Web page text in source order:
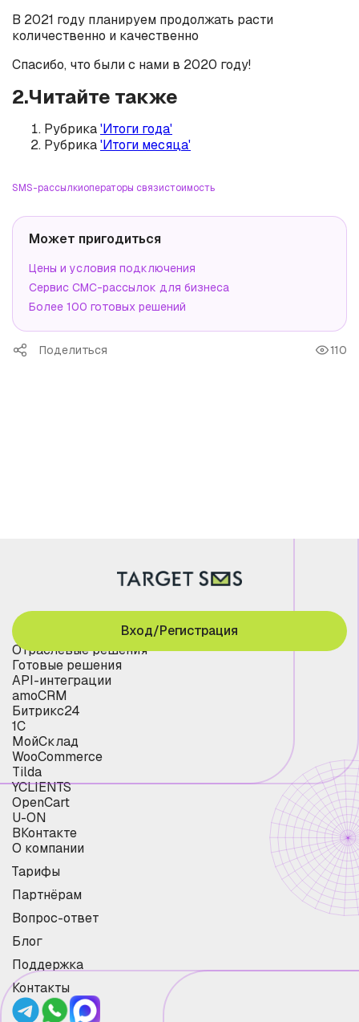
В 2021 году планируем продолжать расти
количественно и качественно
Спасибо, что были с нами в 2020 году!
2.Читайте также
Рубрика'Итоги года'
Рубрика'Итоги месяца'
SMS-рассылкиоператоры связистоимость
Может пригодиться
Цены и условия подключения
Сервис СМС-рассылок для бизнеса
Более 100 готовых решений
Поделиться 110
Отраслевые решения
Готовые решения
API-интеграции
amoCRM
Битрикс24
1С
МойСклад
WooCommerce
Tilda
YCLIENTS
OpenCart
U-ON
ВКонтакте
О компании
Тарифы
Партнёрам
Вопрос-ответ
Блог
Поддержка
Контакты
Вход/Регистрация